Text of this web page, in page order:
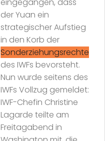
eingegangen, dass
der Yuan ein
strategischer Aufstieg
in den Korb der
Sonderziehungsrechte
des IWFs bevorsteht.
Nun wurde seitens des
IWFs Vollzug gemeldet:
IWF-Chefin Christine
Lagarde teilte am
Freitagabend in